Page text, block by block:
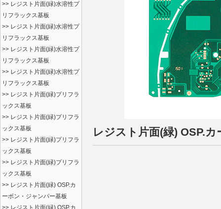
>> レジスト片面(緑)水溶性プ
リフラックス基板
>> レジスト片面(緑)水溶性プ
リフラックス基板
>> レジスト片面(緑)水溶性プ
リフラックス基板
>> レジスト片面(緑)水溶性プ
リフラックス基板
>> レジスト片面(緑)プリフラ
ックス基板
>> レジスト片面(緑)プリフラ
ックス基板
>> レジスト片面(緑)プリフラ
ックス基板
>> レジスト片面(緑)プリフラ
ックス基板
>> レジスト片面(緑) OSP.カ
ーボン・ジャンパー基板
>> レジスト片面(緑) OSP.カ
レジスト片面(緑) OSP.